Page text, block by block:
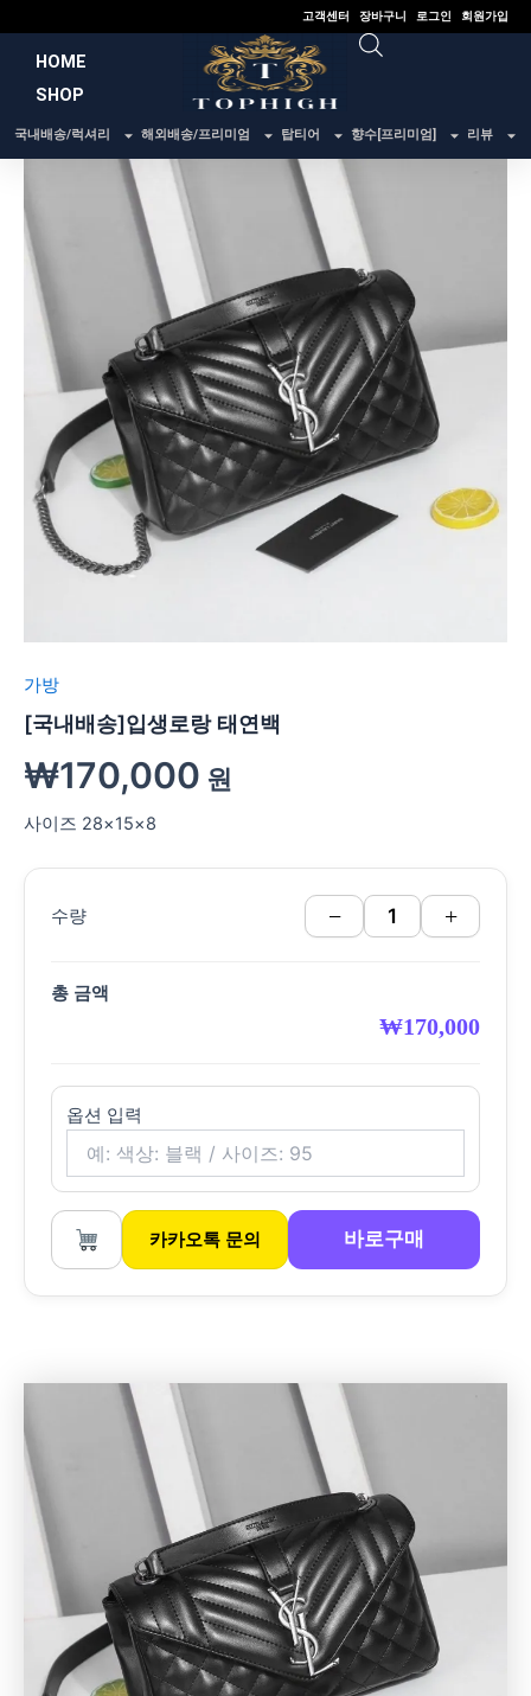
건
너
고객센터 장바구니 로그인 회원가입
HOME
SHOP
국내배송/럭셔리 해외배송/프리미엄 탑티어 향수[프리미엄] 리뷰
가방
[국내배송]입생로랑 태연백
₩170,000 원
사이즈 28×15×8
수량 − +
총 금액
₩170,000
옵션 입력
카카오톡 문의 바로구매